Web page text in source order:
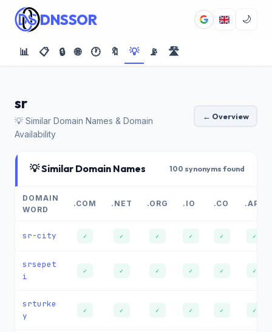
DNSSOR 🌙
📊 📋 🔒 🌐 🕐 🔖 💡 📡 🛣️
sr
💡 Similar Domain Names & Domain
Availability
← Overview
💡 Similar Domain Names 100 synonyms found
DOMAIN
WORD
.COM .NET .ORG .IO .CO .APP
sr-city ✓ ✓ ✓ ✓ ✓ ✓
srsepet
i
✓ ✓ ✓ ✓ ✓ ✓
srturke
y
✓ ✓ ✓ ✓ ✓ ✓